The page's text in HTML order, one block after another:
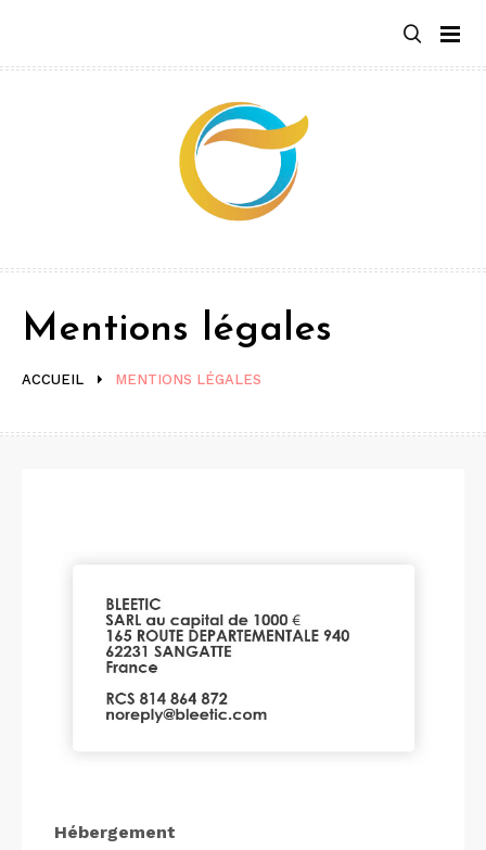
contenu
ACCUEIL MENTIONS LÉGALES
Mentions légales
Hébergement